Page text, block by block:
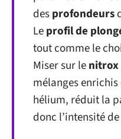
desprofondeurs
Leprofil de
tout comme le
Miser sur lenitrox
mélanges enrichis
hélium, réduit la
donc l’intensité